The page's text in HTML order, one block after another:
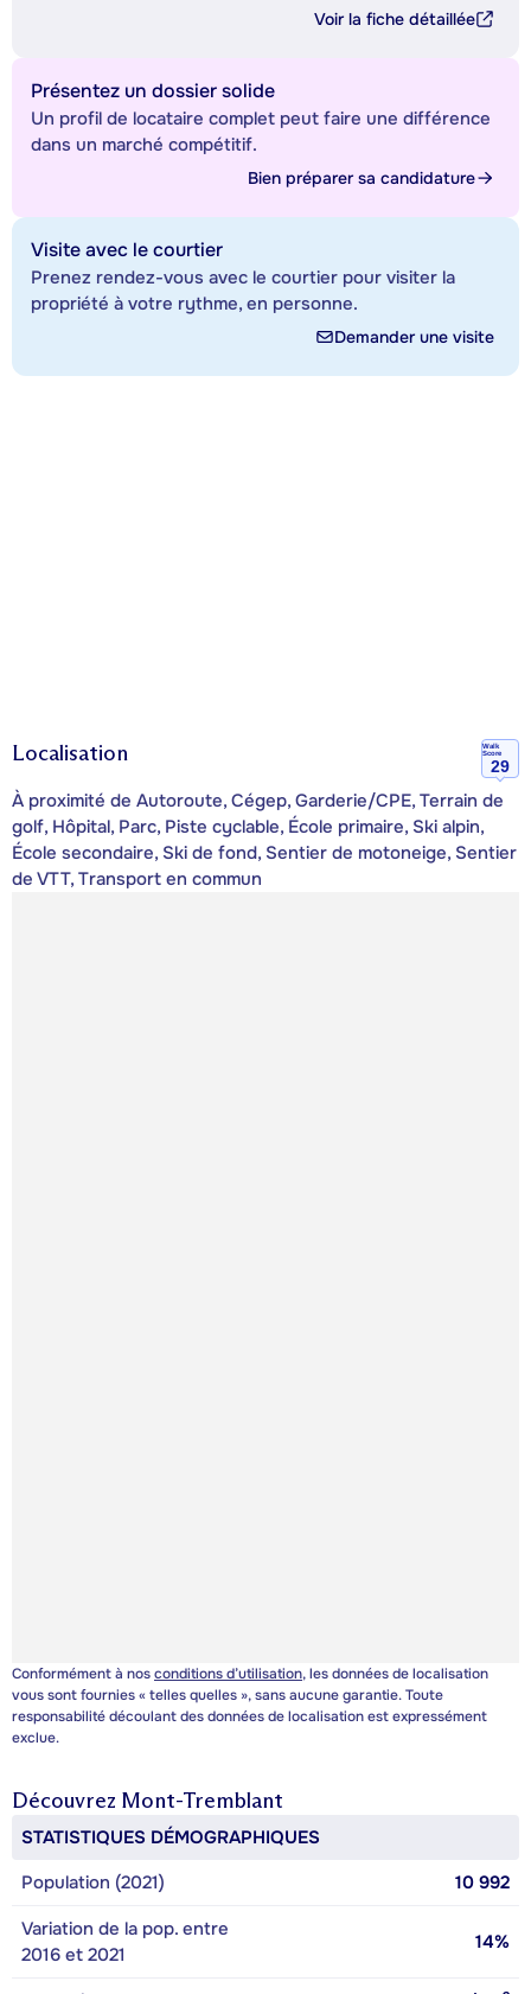
Voir la fiche détaillée
Présentez un dossier solide
Un profil de locataire complet peut faire une différence
dans un marché compétitif.
Bien préparer sa candidature
Visite avec le courtier
Prenez rendez-vous avec le courtier pour visiter la
propriété à votre rythme, en personne.
Demander une visite
Localisation
Walk
Score
29
À proximité de Autoroute, Cégep, Garderie/CPE, Terrain de
golf, Hôpital, Parc, Piste cyclable, École primaire, Ski alpin,
École secondaire, Ski de fond, Sentier de motoneige, Sentier
de VTT, Transport en commun
Conformément à nosconditions d’utilisation, les données de localisation
vous sont fournies « telles quelles », sans aucune garantie. Toute
responsabilité découlant des données de localisation est expressément
exclue.
Découvrez Mont-Tremblant
STATISTIQUES DÉMOGRAPHIQUES
Population (2021)
10 992
Variation de la pop. entre
2016 et 2021
14%